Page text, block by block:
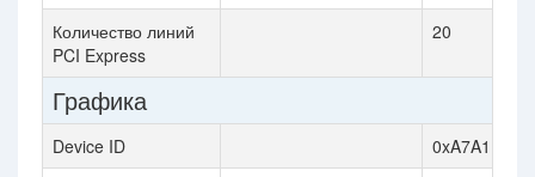
Количество линий
PCI Express
20
Графика
Device ID
0xA7A1